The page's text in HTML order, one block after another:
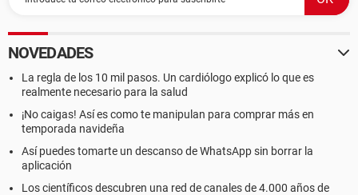
NOVEDADES
La regla de los 10 mil pasos. Un cardiólogo explicó lo que es
realmente necesario para la salud
¡No caigas! Así es como te manipulan para comprar más en
temporada navideña
Así puedes tomarte un descanso de WhatsApp sin borrar la
aplicación
Los científicos descubren una red de canales de 4.000 años de